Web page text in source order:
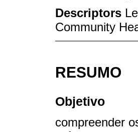
Descriptors
Community
RESUMO
Objetivo
compreender